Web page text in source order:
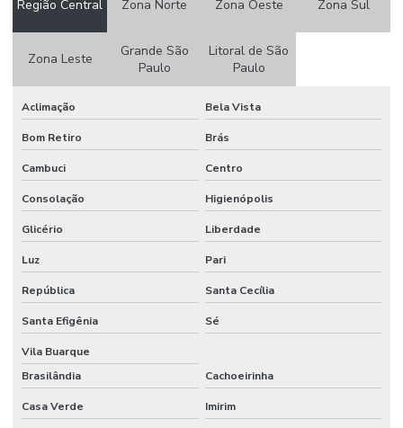
Etiquetas Adesivas 105 X 50mm
Etiquetas Adesivas Em Couche No Paraná
Etiquetas Adesivas Em Rolos
Etiquetas Adesivas Em Rolos De Diversas Medidas
Etiquetas Adesivas Para Caixas
Etiquetas Adesivas Para Embalagens
Etiquetas Adesivas Para Impressora
Etiquetas Adesivas Para Móveis
Etiquetas Adesivas Para Móveis Minas Gerais
Etiquetas Adesivas Personalizadas
Etiquetas Adesivas Personalizadas Em Santa Catarina
Região Central Zona Norte Zona Oeste Zona Sul
Zona Leste
Grande São
Paulo
Litoral de São
Paulo
Aclimação Bela Vista
Bom Retiro Brás
Cambuci Centro
Consolação Higienópolis
Glicério Liberdade
Luz Pari
República Santa Cecília
Santa Efigênia Sé
Vila Buarque
Brasilândia
Cachoeirinha
Casa Verde Imirim